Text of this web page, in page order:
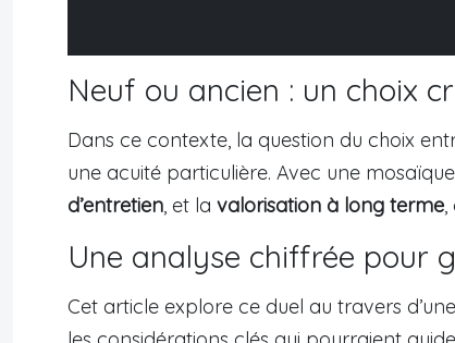
Neuf ou ancien : un choix
Dans ce contexte, la question du choix
une acuité particulière. Avec une
d’entretien , et la valorisation à long terme
Une analyse chiffrée pour
Cet article explore ce duel au travers